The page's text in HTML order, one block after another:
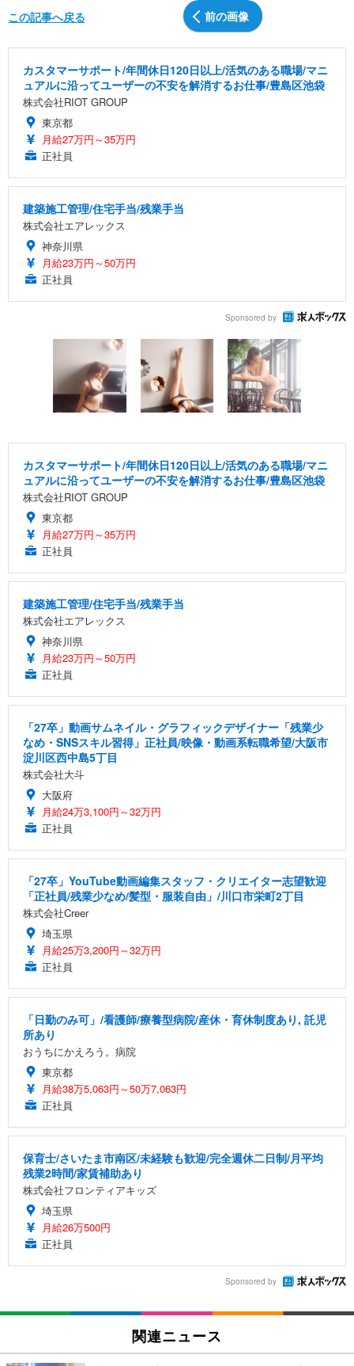
前の画像
この記事へ戻る
カスタマーサポート/年間休日120日以上/活気のある職場/マニ
ュアルに沿ってユーザーの不安を解消するお仕事/豊島区池袋
株式会社RIOT GROUP
東京都
月給27万円～35万円
正社員
建築施工管理/住宅手当/残業手当
株式会社エアレックス
神奈川県
月給23万円～50万円
正社員
Sponsored by
カスタマーサポート/年間休日120日以上/活気のある職場/マニ
ュアルに沿ってユーザーの不安を解消するお仕事/豊島区池袋
株式会社RIOT GROUP
東京都
月給27万円～35万円
正社員
建築施工管理/住宅手当/残業手当
株式会社エアレックス
神奈川県
月給23万円～50万円
正社員
「27卒」動画サムネイル・グラフィックデザイナー「残業少
なめ・SNSスキル習得」正社員/映像・動画系転職希望/大阪市
淀川区西中島5丁目
株式会社大斗
大阪府
月給24万3,100円～32万円
正社員
「27卒」YouTube動画編集スタッフ・クリエイター志望歓迎
「正社員/残業少なめ/髪型・服装自由」/川口市栄町2丁目
株式会社Creer
埼玉県
月給25万3,200円～32万円
正社員
「日勤のみ可」/看護師/療養型病院/産休・育休制度あり, 託児
所あり
おうちにかえろう。病院
東京都
月給38万5,063円～50万7,063円
正社員
保育士/さいたま市南区/未経験も歓迎/完全週休二日制/月平均
残業2時間/家賃補助あり
株式会社フロンティアキッズ
埼玉県
月給26万500円
正社員
Sponsored by
関連ニュース